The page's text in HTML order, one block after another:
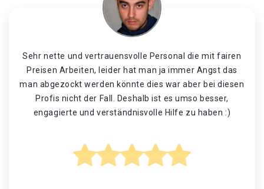
Sehr nette und vertrauensvolle Personal die mit fairen
Preisen Arbeiten, leider hat man ja immer Angst das
man abgezockt werden könnte dies war aber bei diesen
Profis nicht der Fall. Deshalb ist es umso besser,
engagierte und verständnisvolle Hilfe zu haben :)